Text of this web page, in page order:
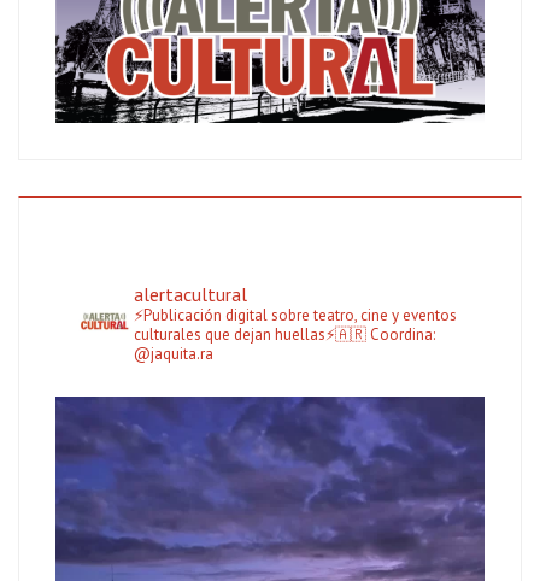
alertacultural
⚡Publicación digital sobre teatro, cine y eventos
culturales que dejan huellas⚡🇦🇷 Coordina:
@jaquita.ra